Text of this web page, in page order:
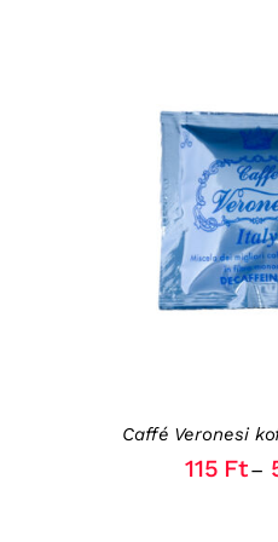
OPCIÓK
Caffé Veronesi
115 Ft–